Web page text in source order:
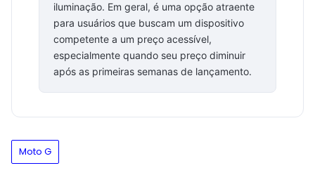
iluminação. Em geral, é uma opção atraente
para usuários que buscam um dispositivo
competente a um preço acessível,
especialmente quando seu preço diminuir
após as primeiras semanas de lançamento.
Moto G